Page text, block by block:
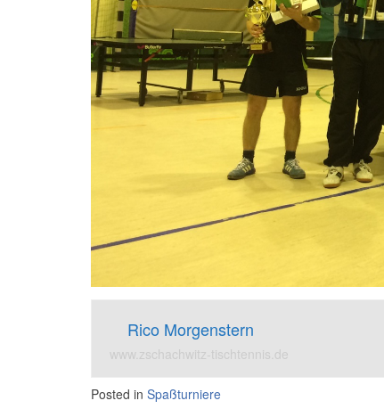
Rico Morgenstern
www.zschachwitz-tischtennis.de
Posted in Spaßturniere